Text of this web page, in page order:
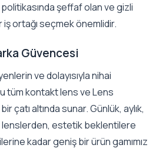
şeffaf olan ve gizli
ortağı seçmek önemlidir.
Güvencesi
ve dolayısıyla nihai
tüm kontakt lens ve Lens
çatı altında sunar. Günlük, aylık,
lenslerden, estetik beklentilere
kadar geniş bir ürün gamımız